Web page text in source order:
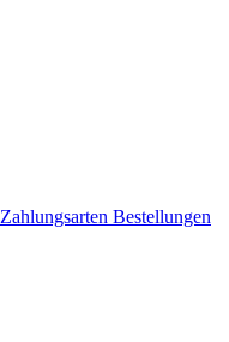
Zahlungsarten Bestellungen